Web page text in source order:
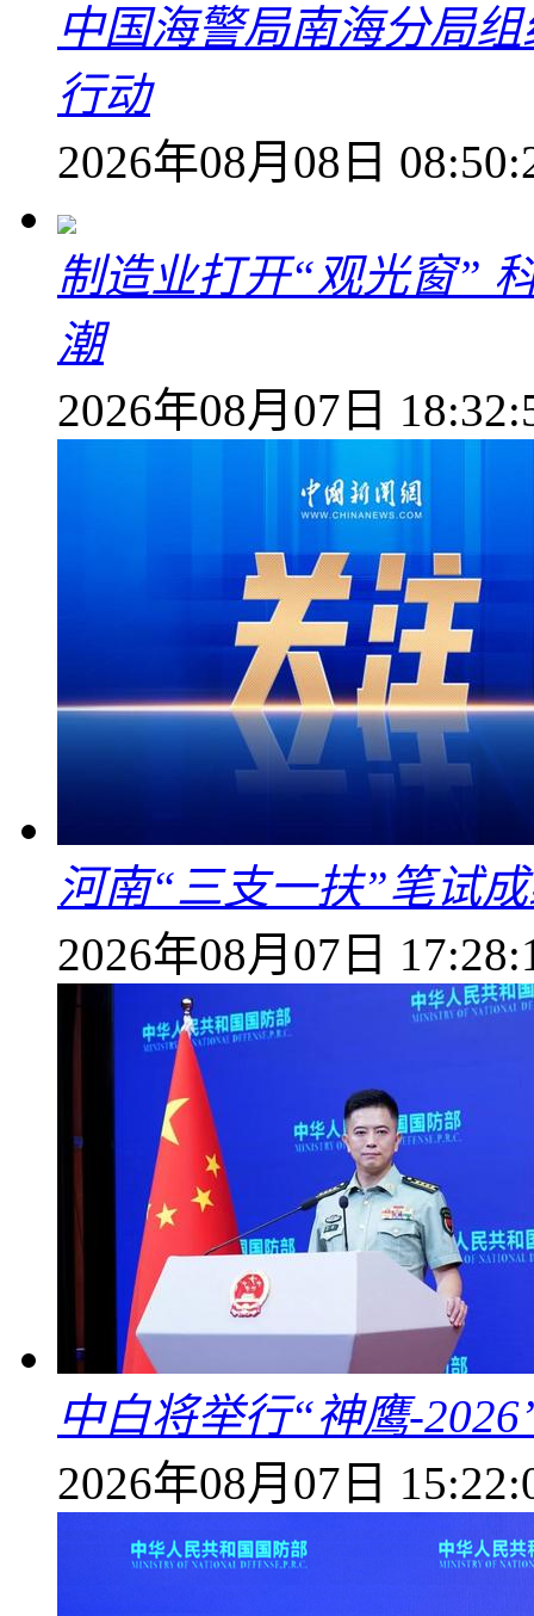
中国海警局南海分局
行动
2026年08月08日
制造业打开“观光窗”
潮
2026年08月07日
河南“三支一扶”笔试
2026年08月07日
中白将举行“神鹰-
2026年08月07日